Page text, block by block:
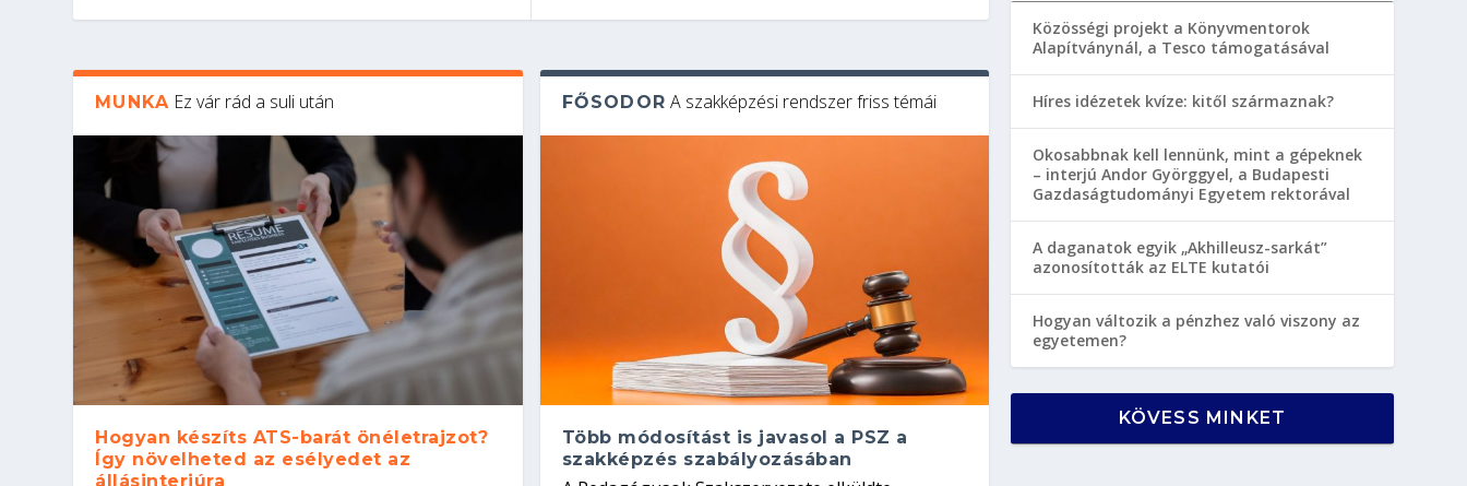
MUNKA Ez vár rád a suli után
Hogyan készíts ATS-barát önéletrajzot?
Így növelheted az esélyedet az
állásinterjúra
FŐSODOR A szakképzési rendszer friss témái
Több módosítást is javasol a PSZ a
szakképzés szabályozásában
Közösségi projekt a Könyvmentorok
Alapítványnál, a Tesco támogatásával
Híres idézetek kvíze: kitől származnak?
Okosabbnak kell lennünk, mint a gépeknek
– interjú Andor Györggyel, a Budapesti
Gazdaságtudományi Egyetem rektorával
A daganatok egyik „Akhilleusz-sarkát”
azonosították az ELTE kutatói
Hogyan változik a pénzhez való viszony az
egyetemen?
KÖVESS MINKET